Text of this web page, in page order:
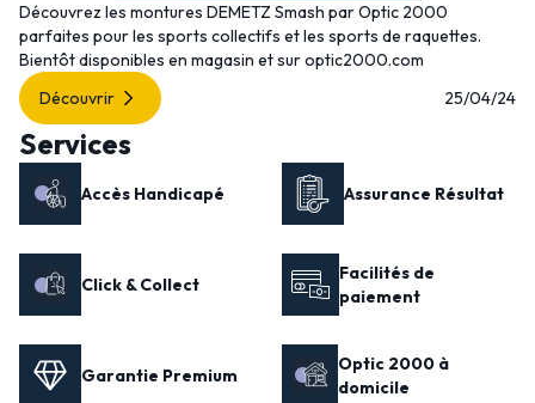
Découvrez les montures DEMETZ Smash par Optic 2000
parfaites pour les sports collectifs et les sports de raquettes.
Bientôt disponibles en magasin et sur optic2000.com
Découvrir
25/04/24
Services
Accès Handicapé Assurance Résultat
Click & Collect
Facilités de
paiement
Garantie Premium
Optic 2000 à
domicile